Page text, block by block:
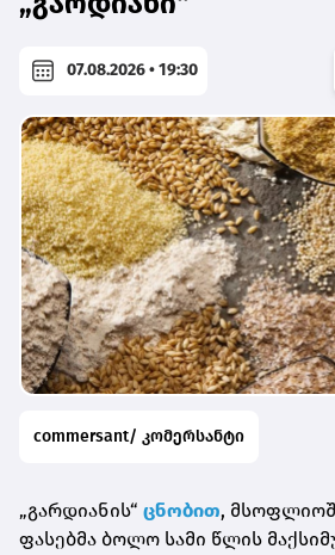
07.08.2026 • 19:30
commersant/ კომერსანტი
„გარდიანის“ ცნობით,
ფასებმა ბოლო სამი წლის